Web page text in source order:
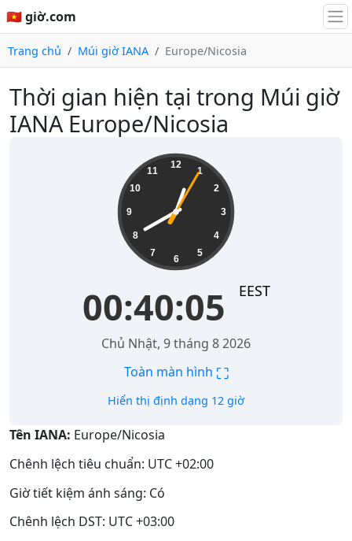
🇻🇳 giờ.com
Trang chủ Múi giờ IANA Europe/Nicosia
Thời gian hiện tại trong Múi giờ
IANA Europe/Nicosia
12
1
2
3
4
5
6
7
8
9
10
11
00:40:05 EEST
Chủ Nhật, 9 tháng 8 2026
Toàn màn hình ⛶
Hiển thị định dạng 12 giờ
Tên IANA: Europe/Nicosia
Chênh lệch tiêu chuẩn: UTC +02:00
Giờ tiết kiệm ánh sáng: Có
Chênh lệch DST: UTC +03:00